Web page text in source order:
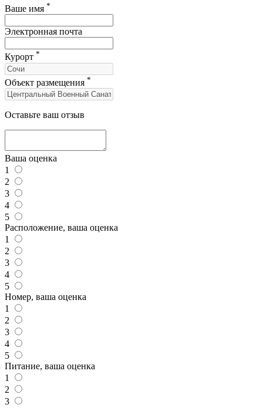
Ваше имя *
Электронная почта
Курорт *
Объект размещения *
Оставьте ваш отзыв
Ваша оценка
1
2
3
4
5
Расположение, ваша оценка
1
2
3
4
5
Номер, ваша оценка
1
2
3
4
5
Питание, ваша оценка
1
2
3